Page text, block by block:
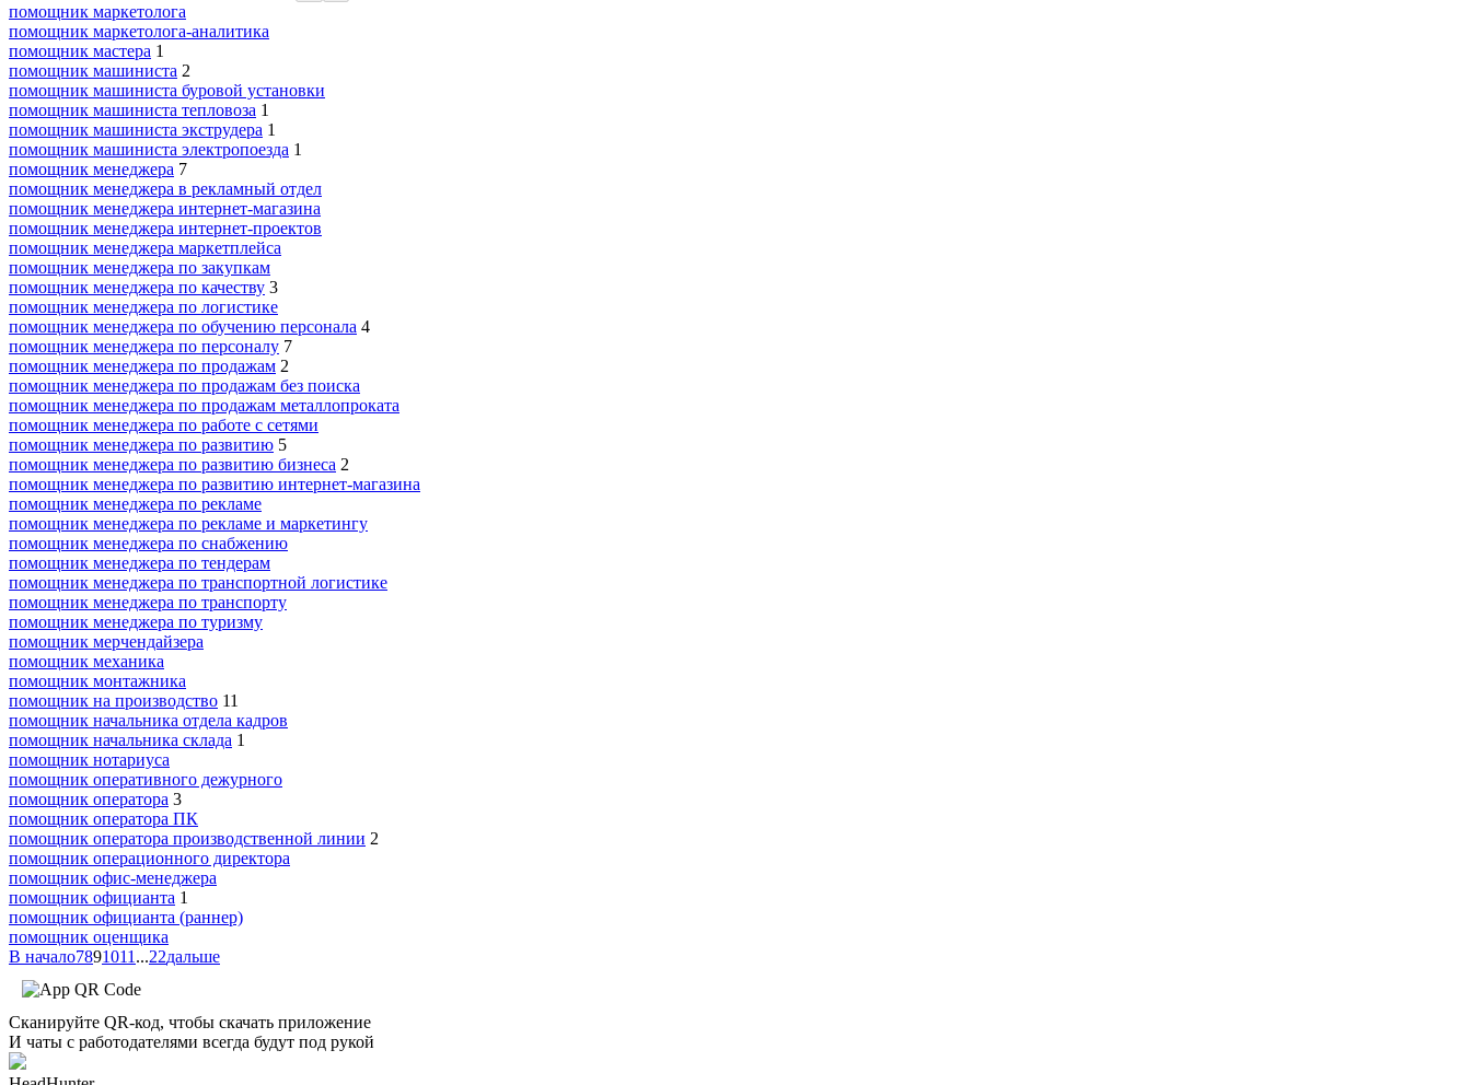
помощник маркетолога
помощник маркетолога-аналитика
помощник мастера 1
помощник машиниста 2
помощник машиниста буровой установки
помощник машиниста тепловоза 1
помощник машиниста экструдера 1
помощник машиниста электропоезда 1
помощник менеджера 7
помощник менеджера в рекламный отдел
помощник менеджера интернет-магазина
помощник менеджера интернет-проектов
помощник менеджера маркетплейса
помощник менеджера по закупкам
помощник менеджера по качеству 3
помощник менеджера по логистике
помощник менеджера по обучению персонала 4
помощник менеджера по персоналу 7
помощник менеджера по продажам 2
помощник менеджера по продажам без поиска
помощник менеджера по продажам металлопроката
помощник менеджера по работе с сетями
помощник менеджера по развитию 5
помощник менеджера по развитию бизнеса 2
помощник менеджера по развитию интернет-магазина
помощник менеджера по рекламе
помощник менеджера по рекламе и маркетингу
помощник менеджера по снабжению
помощник менеджера по тендерам
помощник менеджера по транспортной логистике
помощник менеджера по транспорту
помощник менеджера по туризму
помощник мерчендайзера
помощник механика
помощник монтажника
помощник на производство 11
помощник начальника отдела кадров
помощник начальника склада 1
помощник нотариуса
помощник оперативного дежурного
помощник оператора 3
помощник оператора ПК
помощник оператора производственной линии 2
помощник операционного директора
помощник офис-менеджера
помощник официанта 1
помощник официанта (раннер)
помощник оценщика
В начало7891011 ...22дальше
Сканируйте QR-код, чтобы скачать приложение
И чаты с работодателями всегда будут под рукой